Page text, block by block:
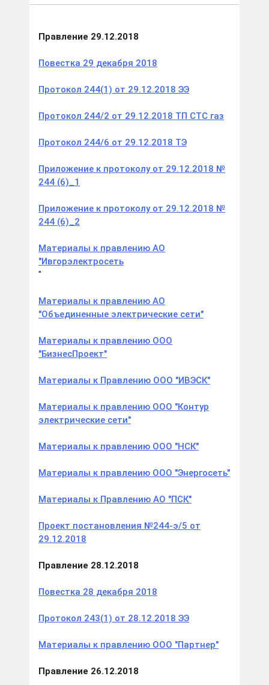
Правление 29.12.2018
Повестка 29 декабря 2018
Протокол 244(1) от 29.12.2018 ЭЭ
Протокол 244/2 от 29.12.2018 ТП СТС газ
Протокол 244/6 от 29.12.2018 ТЭ
Приложение к протоколу от 29.12.2018 №
244 (6)_1
Приложение к протоколу от 29.12.2018 №
244 (6)_2
Материалы к правлению АО
"Ивгорэлектросеть
"
Материалы к правлению АО
"Объединенные электрические сети"
Материалы к правлению ООО
"БизнесПроект"
Материалы к Правлению ООО "ИВЭСК"
Материалы к правлению ООО "Контур
электрические сети"
Материалы к правлению ООО "НСК"
Материалы к правлению ООО "Энергосеть"
Материалы к Правлению АО "ПСК"
Проект постановления №244-э/5 от
29.12.2018
Правление 28.12.2018
Повестка 28 декабря 2018
Протокол 243(1) от 28.12.2018 ЭЭ
Материалы к правлению ООО "Партнер"
Правление 26.12.2018